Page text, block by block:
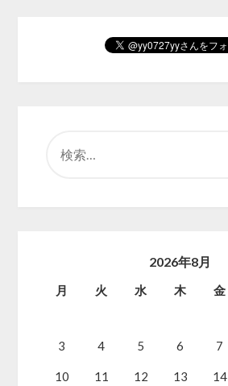
2026年8月
月 火 水 木 金
3 4 5 6 7
10 11 12 13 14